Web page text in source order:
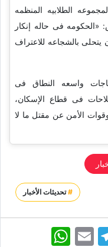
الطلابیه المنظمه
«الحکومه فی حاله إنکار
بالشجاعه للاعتراف
واسعه النطاق فی
فی قطاع الإسکان،
الأمن عن مقتل ما لا
#تحديثات الأخبار
WhatsApp Email